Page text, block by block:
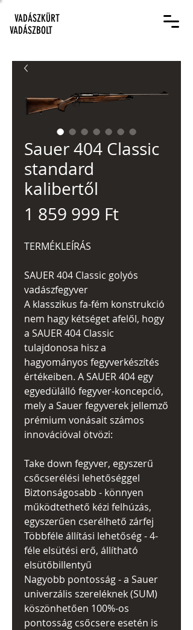
VADÁSZKÜRT
VADÁSZBOLT
Sauer 404 Classic
standard
kalibertől
1 859 999 FtÁr
TERMÉKLEÍRÁS
SAUER 404 Classic golyós
vadászfegyver
A klasszikus fa-fém konstrukció
nem hagy kétséget afelől, hogy
a SAUER 404 Classic
tulajdonosa hisz a
hagyományos fegyverkészítés
értékeiben. A SAUER 404 egy
egyedülálló fegyver-koncepció,
mely a Sauer fegyverek jellemző
prémium vonásait számos
innovációval ötvözi:
Take down fegyver, egyszerű
csőcserélési lehetőséggel
Biztonságosabb - könnyen
működtethető kézi felhúzás,
egyszerűen cserélhető zárfej
Többféle állítási lehetőség - 4-
féle elsütési erő, állítható
elsütőbillentyű
Nagyobb pontosság - a Sauer
univerzális szereléknek (SUM)
köszönhetően 100%-os
pontosság csőcsere esetén is